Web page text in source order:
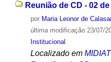
Reunião de CD - 02
por Maria Leonor de
última modificação23/07/
Institucional
Localizado em